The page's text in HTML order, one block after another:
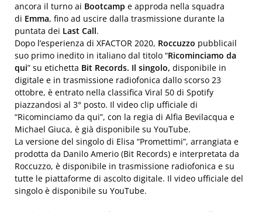
ancora il turno ai Bootcamp e approda nella squadra
di Emma, fino ad uscire dalla trasmissione durante la
puntata dei Last Call.
Dopo l’esperienza di XFACTOR 2020, Roccuzzo pubblicail
suo primo inedito in italiano dal titolo “Ricominciamo da
qui” su etichetta Bit Records. Il singolo, disponibile in
digitale e in trasmissione radiofonica dallo scorso 23
ottobre, è entrato nella classifica Viral 50 di Spotify
piazzandosi al 3° posto. Il video clip ufficiale di
“Ricominciamo da qui”, con la regia di Alfia Bevilacqua e
Michael Giuca, è già disponibile su YouTube.
La versione del singolo di Elisa “Promettimi”, arrangiata e
prodotta da Danilo Amerio (Bit Records) e interpretata da
Roccuzzo, è disponibile in trasmissione radiofonica e su
tutte le piattaforme di ascolto digitale. Il video ufficiale del
singolo è disponibile su YouTube.